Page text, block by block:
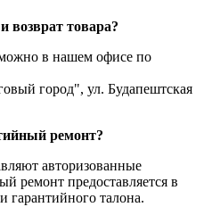
возврат товара?
в нашем офисе по
город", ул. Будапештская
ремонт?
авторизованные
ремонт предоставляется в
гарантийного талона.